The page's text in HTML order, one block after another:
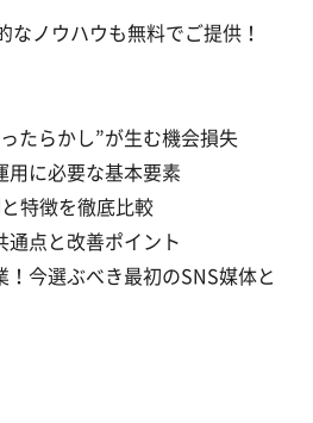
なノウハウも無料でご提供！
たらかし”が生む機会損失
用に必要な基本要素
特徴を徹底比較
通点と改善ポイント
！今選ぶべき最初のSNS媒体と